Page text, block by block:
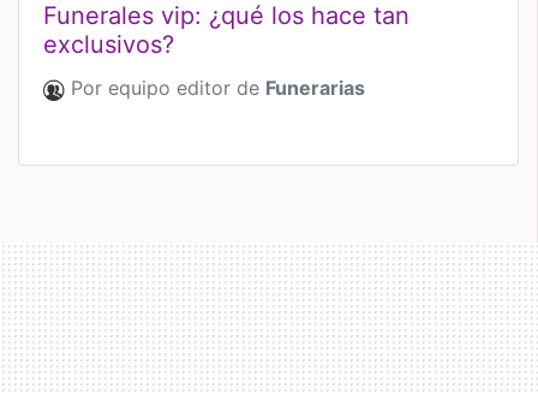
Funerales vip: ¿qué los hace tan
exclusivos?
Por equipo editor de Funerarias